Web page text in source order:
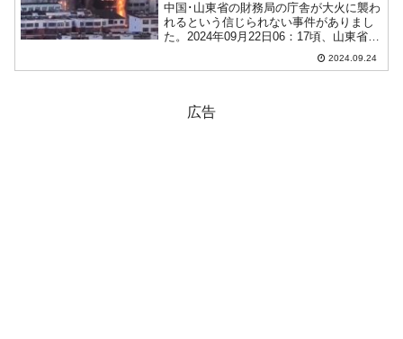
中国･山東省の財務局の庁舎が大火に襲わ
れるという信じられない事件がありまし
た。2024年09月22日06：17頃、山東省徳
州市斉河県財政局の庁舎で火事が発生。
庁舎に燃え広がってほとんど丸焼けにな
2024.09.24
広告